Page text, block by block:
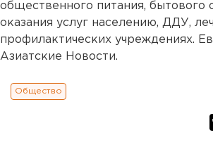
общественного питания, бытового
оказания услуг населению, ДДУ,
профилактических учреждениях.
Азиатские Новости.
Общество